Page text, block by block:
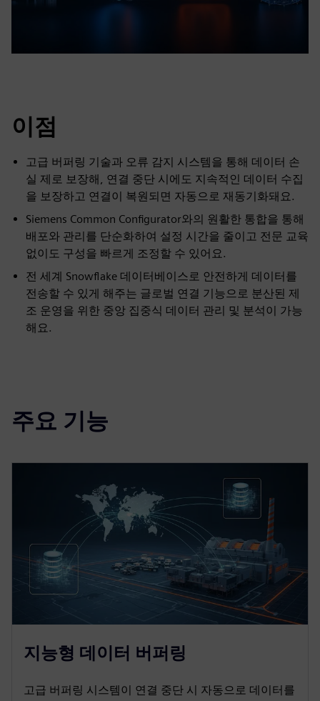
이점
고급 버퍼링 기술과 오류 감지 시스템을 통해 데이터 손
실 제로 보장해, 연결 중단 시에도 지속적인 데이터 수집
을 보장하고 연결이 복원되면 자동으로 재동기화돼요.
Siemens Common Configurator와의 원활한 통합을 통해
배포와 관리를 단순화하여 설정 시간을 줄이고 전문 교육
없이도 구성을 빠르게 조정할 수 있어요.
전 세계 Snowflake 데이터베이스로 안전하게 데이터를
전송할 수 있게 해주는 글로벌 연결 기능으로 분산된 제
조 운영을 위한 중앙 집중식 데이터 관리 및 분석이 가능
해요.
주요 기능
지능형 데이터 버퍼링
고급 버퍼링 시스템이 연결 중단 시 자동으로 데이터를